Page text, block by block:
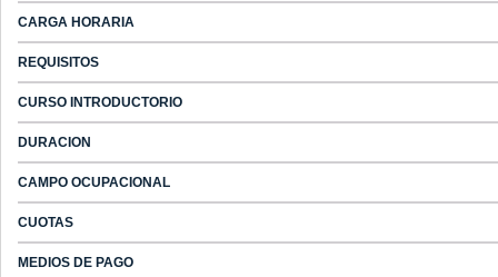
CARGA HORARIA
REQUISITOS
CURSO INTRODUCTORIO
DURACION
CAMPO OCUPACIONAL
CUOTAS
MEDIOS DE PAGO